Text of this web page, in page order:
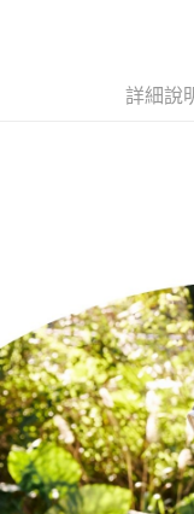
1.分期款項不併入電信
帳／街口支付／iPASS
【注意事項】
1.本服務係由「台灣大哥
用戶於交易時，得透過本
買賣價金債權讓與本公司
2.基於同意付款使用「大
資料（包含姓名、電話或
由本公司與您本人進行
3.完整用戶服務條款，請
【關於「AFTEE先享後付
３．安心：先確認商品
【「AFTEE先享後付」
結帳頁面，進行簡訊認
２．訂單成立數日內，
３．收到繳費通知簡訊
ATM／網路銀行／等多
※ 請注意：結帳手續完成
購買商品的店家。未經商
後付繳納相關費用。
※ 交易是否成功請以「
是否繳費成功／繳費後需
客戶支援中心」https://
每筆NT$120，滿
萊爾富取貨付款
每筆NT$120，滿
付款後萊爾富取貨
每筆NT$120，滿
7-11取貨付款
每筆NT$120，滿
詳細說